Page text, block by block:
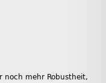
noch mehr Robustheit,